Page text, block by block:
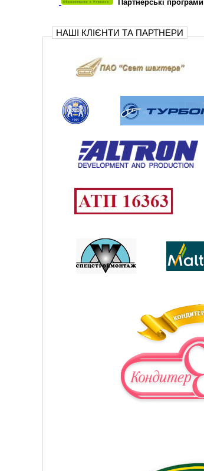
Партнерські програми
НАШІ КЛІЄНТИ ТА ПАРТНЕРИ